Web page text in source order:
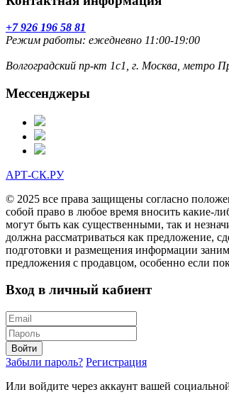
+7 926 196 58 81
Режим работы: ежедневно 11:00-19:00
Волгоградский пр-кт 1с1, г. Москва,
Мессенджеры
АРТ-СК.РУ
© 2025 все права защищены согласно
собой право в любое время вносить какие-
могут быть как существенными, так и
должна рассматриваться как предложение,
подготовки и размещения информации
предложения с продавцом, особенно если
Вход в личный кабиент
Войти
Забыли пароль? Регистрация
Или войдите через аккаунт вашей